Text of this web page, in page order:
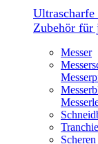
Ultrascharfe
Zubehör für
Messer
Scheren